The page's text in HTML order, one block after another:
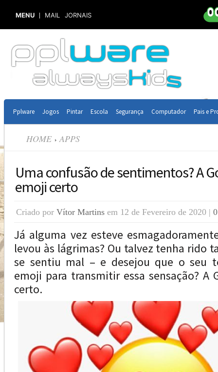
MENU MAIL JORNAIS
Pplware Jogos Pintar Escola Segurança Computador Pais e
HOME APPS
Uma confusão de sentimentos? A
emoji certo
Criado por Vítor Martins em 12 de Fevereiro de 2020 |
Já alguma vez esteve
levou às lágrimas? Ou talvez tenha rido
se sentiu mal – e desejou que o seu
emoji para transmitir essa sensação? A
certo.